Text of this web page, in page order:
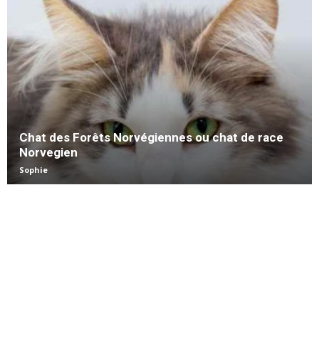
Chat des Forêts Norvégiennes ou chat de race
Norvegien
Sophie